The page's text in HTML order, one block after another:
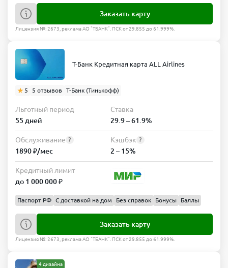
Заказать карту
Лицензия №: 2673, реклама АО "ТБАНК". ПСК от 29.855 до 61.999%.
Т-Банк Кредитная карта ALL Airlines
5 5 отзывов Т-Банк (Тинькофф)
Льготный период
55 дней
Ставка
29.9 – 61.9%
Обслуживание ?
1890 ₽/мес
Кэшбэк ?
2 – 15%
Кредитный лимит
до 1 000 000 ₽
Паспорт РФ С доставкой на дом Без справок Бонусы Баллы
Заказать карту
Лицензия №: 2673, реклама АО "ТБАНК". ПСК от 29.855 до 61.999%.
4 дизайна